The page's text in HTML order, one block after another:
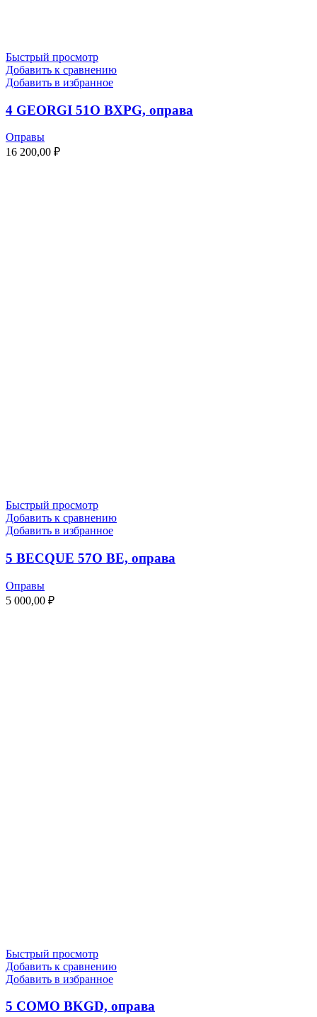
Быстрый просмотр
Добавить к сравнению
Добавить в избранное
4 GEORGI 51O BXPG, оправа
Оправы
16 200,00 ₽
Быстрый просмотр
Добавить к сравнению
Добавить в избранное
5 BECQUE 57O BE, оправа
Оправы
5 000,00 ₽
Быстрый просмотр
Добавить к сравнению
Добавить в избранное
5 COMO BKGD, оправа